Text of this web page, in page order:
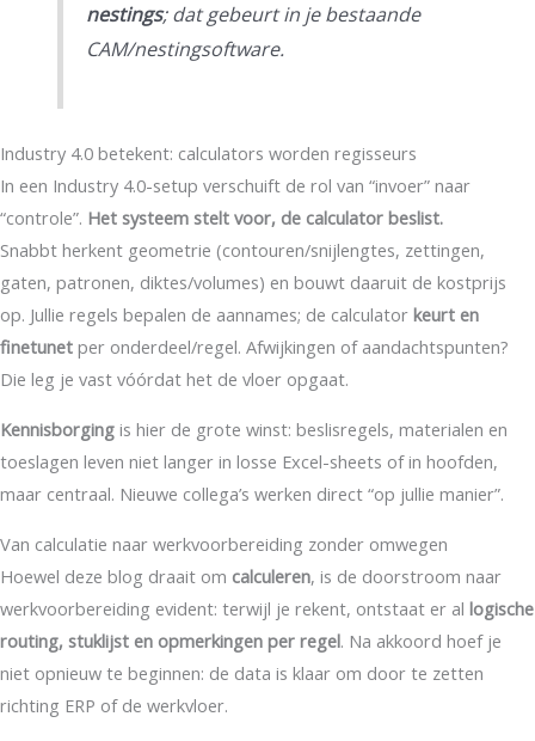
nestings; dat gebeurt in je bestaande
CAM/nestingsoftware.
Industry 4.0 betekent: calculators worden regisseurs
In een Industry 4.0-setup verschuift de rol van “invoer” naar
“controle”. Het systeem stelt voor, de calculator beslist.
Snabbt herkent geometrie (contouren/snijlengtes, zettingen,
gaten, patronen, diktes/volumes) en bouwt daaruit de kostprijs
op. Jullie regels bepalen de aannames; de calculator keurt en
finetunet per onderdeel/regel. Afwijkingen of aandachtspunten?
Die leg je vast vóórdat het de vloer opgaat.
Kennisborging is hier de grote winst: beslisregels, materialen en
toeslagen leven niet langer in losse Excel-sheets of in hoofden,
maar centraal. Nieuwe collega’s werken direct “op jullie manier”.
Van calculatie naar werkvoorbereiding zonder omwegen
Hoewel deze blog draait om calculeren, is de doorstroom naar
werkvoorbereiding evident: terwijl je rekent, ontstaat er al logische
routing, stuklijst en opmerkingen per regel. Na akkoord hoef je
niet opnieuw te beginnen: de data is klaar om door te zetten
richting ERP of de werkvloer.